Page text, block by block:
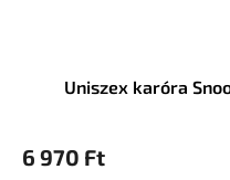
Uniszex karóra
6 970 Ft